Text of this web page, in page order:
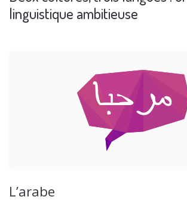
linguistique ambitieuse
L’arabe